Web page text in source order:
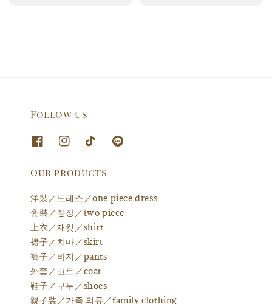
Follow us
Our products
洋裝／드레스／one piece dress
套裝／정장／two piece
上衣／재킷／shirt
裙子／치마／skirt
褲子／바지／pants
外套／코트／coat
鞋子／구두／shoes
親子裝／가족 의류／family clothing